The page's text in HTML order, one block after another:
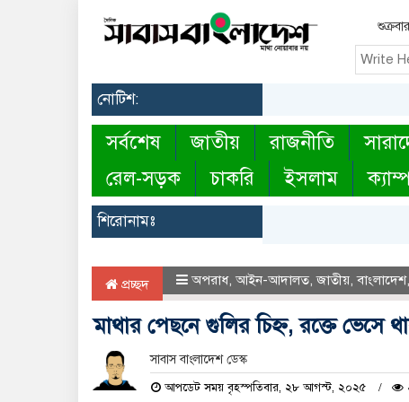
নোটিশ:
সর্বশেষ জাতীয় রাজনীতি
রেল-সড়ক
চাকরি ইসলাম
শিরোনামঃ
প্রচ্ছদ অপরাধ, আইন-আদালত,জাতীয়,বাংলাদেশ
মাথার পেছনে গুলির চিহ্ন, রক্তে ভেসে
সাবাস বাংলাদেশ ডেস্ক
আপডেট সময় বৃহস্পতিবার, ২৮ আগস্ট, ২০২৫